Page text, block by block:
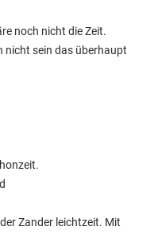
noch nicht die Zeit.
nicht sein das überhaupt
Zander leichtzeit. Mit